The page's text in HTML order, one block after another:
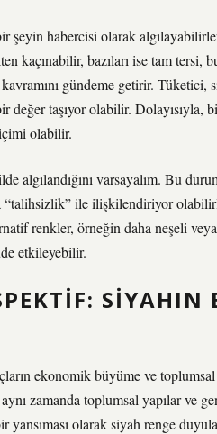
şeyin habercisi olarak
kaçınabilir, bazıları ise tam
gündeme getirir. Tüketici,
değer taşıyor olabilir.
olabilir.
algılandığını varsayalım. Bu
“talihsizlik” ile ilişkilendiriyor
renkler, örneğin daha neşeli
etkileyebilir.
SIYAHIN
ekonomik büyüme ve
zamanda toplumsal yapılar ve
yansıması olarak siyah renge